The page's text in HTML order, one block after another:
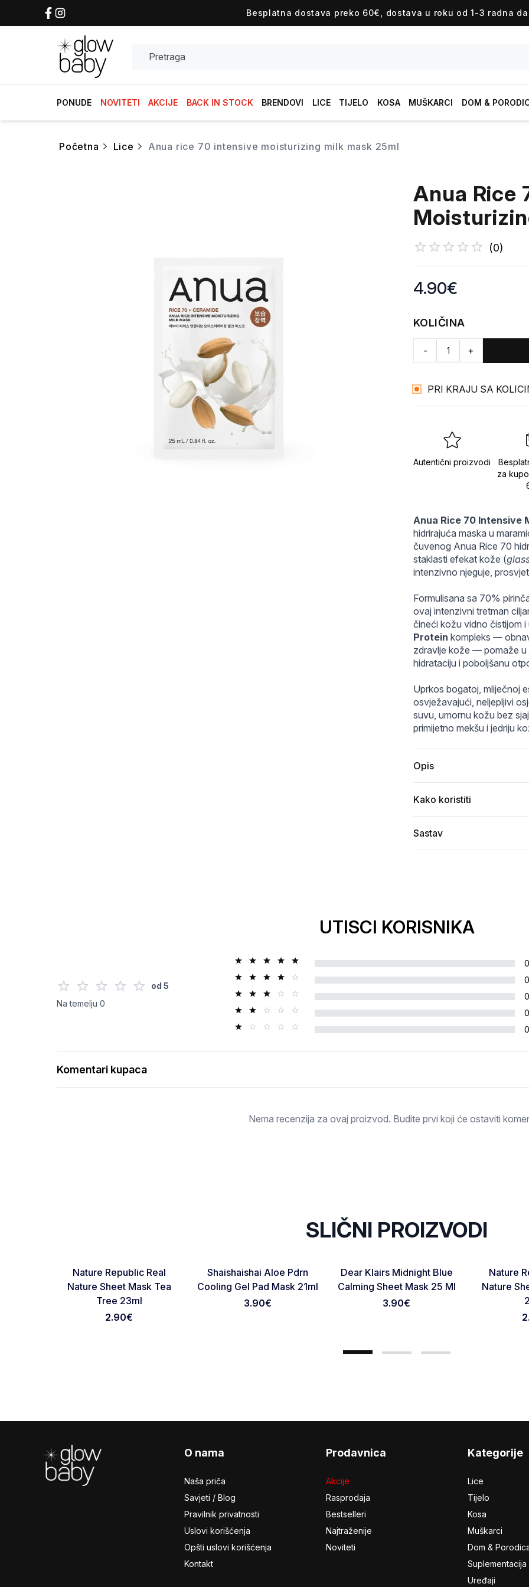
Besplatna dostava preko 60€, dostava u roku od 1-3 radna
PONUDE NOVITETI AKCIJE BACK IN STOCK BRENDOVI LICE TIJELO KOSA MUŠKARCI DOM &
početna lice anua rice 70 intensive moisturizing milk mask 25ml
Anua Rice
(0)
Product information
4.90€
KOLIČINA
- +
PRI KRAJU SA
Autentični proizvodi
za
Anua Rice 70 Intensive
hidrirajuća maska u
čuvenog Anua Rice 70
staklasti efekat kože (
intenzivno njeguje,
Formulisana sa 70%
ovaj intenzivni tretman
čineći kožu vidno čistijom
Protein kompleks —
zdravlje kože — pomaže u
hidrataciju i poboljšanu
Uprkos bogatoj, mliječnoj
osvježavajući, neljepljivi
suvu, umornu kožu bez
primijetno mekšu i jedriju
Opis
Kako koristiti
Sastav
UTISCI KORISNIKA
od 5
Na temelju 0
0
0
0
0
0
Ocjena
Otkaži pregled Pošaljite pregled
Komentari kupaca
Nema recenzija za ovaj proizvod. Budite prvi koji će ostaviti
SLIČNI PROIZVODI
Nature Republic Real
Nature Sheet Mask Tea
Tree 23ml
2.90€
Favorite
Shaishaishai Aloe Pdrn
Cooling Gel Pad Mask 21ml
3.90€
Favorite
Dear Klairs Midnight Blue
Calming Sheet Mask 25 Ml
3.90€
Nature
Nature
O nama
Naša priča
Savjeti / Blog
Pravilnik privatnosti
Uslovi korišćenja
Opšti uslovi korišćenja
Kontakt
Prodavnica
Akcije
Rasprodaja
Bestselleri
Najtraženije
Noviteti
Kategorije
Lice
Tijelo
Kosa
Muškarci
Dom &
Suplementacija
Uređaji